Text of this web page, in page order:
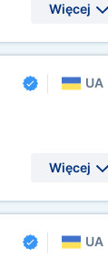
Więcej
UA
Więcej
UA